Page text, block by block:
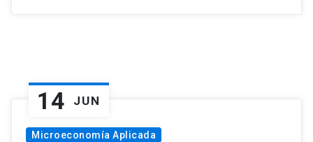
14 JUN
Microeconomía Aplicada